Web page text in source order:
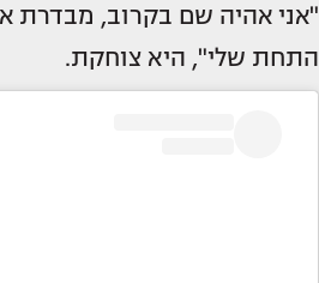
"אני אהיה שם בקרוב, מבדרת
התחת שלי", היא צוחקת.